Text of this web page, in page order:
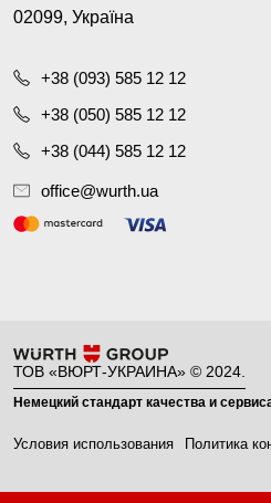
02099, Україна
+38 (093) 585 12 12
+38 (050) 585 12 12
+38 (044) 585 12 12
office@wurth.ua
ТОВ «ВЮРТ-УКРАИНА» © 2024.
Немецкий стандарт качества и
Условия использования Политика